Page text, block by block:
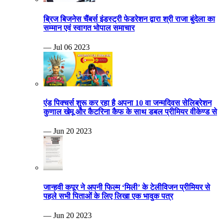
ब्रिज बिजनेस चैंबर्स इंडस्ट्री फेडरेशन द्वारा श्री राजा बुंदेला का
सम्मान एवं स्वागत भोपाल समाचार
— Jul 06 2023
एंड पिक्चर्स शुरू कर रहा है अपना 10 वा जन्मदिवस सेलिब्रेशन
कुणाल खेमू और कैटरिना कैफ के साथ डबल प्रीमियर वीकेण्ड से
— Jun 20 2023
जान्हवी कपूर ने अपनी फिल्म ‘मिली’ के टेलीविजन प्रीमियर से
पहले सभी पिताओं के लिए लिखा एक भावुक पत्र
— Jun 20 2023